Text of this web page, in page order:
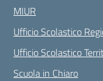
MIUR
Ufficio Scolastico
Ufficio Scolastico
Scuola in Chiaro